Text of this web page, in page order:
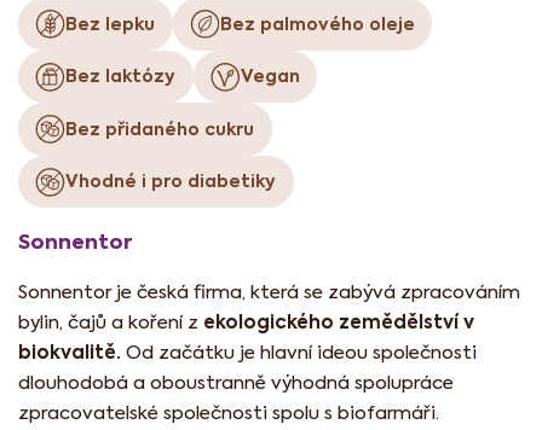
Bez lepku Bez palmového oleje
Bez laktózy Vegan
Bez přidaného cukru
Vhodné i pro diabetiky
Sonnentor
Sonnentor je česká firma, která se zabývá zpracováním
bylin, čajů a koření z ekologického zemědělství v
biokvalitě. Od začátku je hlavní ideou společnosti
dlouhodobá a oboustranně výhodná spolupráce
zpracovatelské společnosti spolu s biofarmáři.